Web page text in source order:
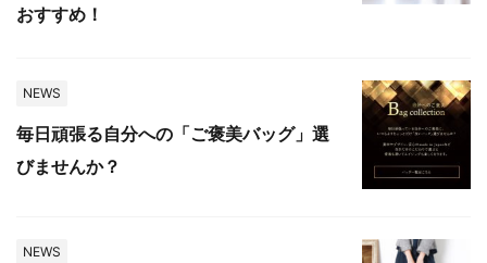
おすすめ！
NEWS
毎日頑張る自分への「ご褒美バッグ」選
びませんか？
NEWS